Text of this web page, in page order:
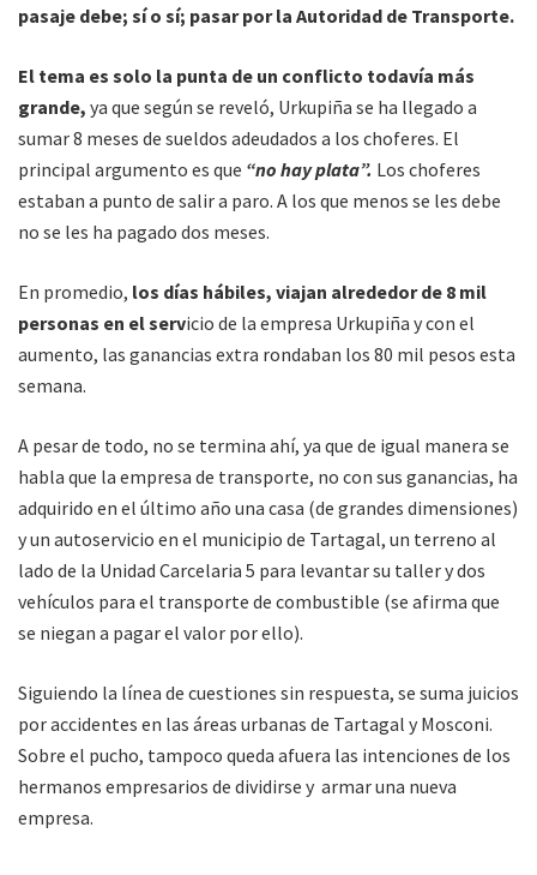
pasaje debe; sí o sí; pasar por la Autoridad de Transporte.
El tema es solo la punta de un conflicto todavía más
grande, ya que según se reveló, Urkupiña se ha llegado a
sumar 8 meses de sueldos adeudados a los choferes. El
principal argumento es que “no hay plata”. Los choferes
estaban a punto de salir a paro. A los que menos se les debe
no se les ha pagado dos meses.
En promedio, los días hábiles, viajan alrededor de 8 mil
personas en el servicio de la empresa Urkupiña y con el
aumento, las ganancias extra rondaban los 80 mil pesos esta
semana.
A pesar de todo, no se termina ahí, ya que de igual manera se
habla que la empresa de transporte, no con sus ganancias, ha
adquirido en el último año una casa (de grandes dimensiones)
y un autoservicio en el municipio de Tartagal, un terreno al
lado de la Unidad Carcelaria 5 para levantar su taller y dos
vehículos para el transporte de combustible (se afirma que
se niegan a pagar el valor por ello).
Siguiendo la línea de cuestiones sin respuesta, se suma juicios
por accidentes en las áreas urbanas de Tartagal y Mosconi.
Sobre el pucho, tampoco queda afuera las intenciones de los
hermanos empresarios de dividirse y armar una nueva
empresa.